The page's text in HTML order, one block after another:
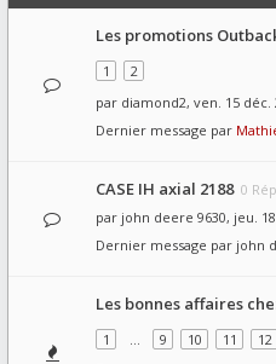
Les promotions
1
2
par diamond2, ven. 15 déc.
Dernier message par
CASE IH axial 2188 0
par john deere 9630, jeu.
Dernier message par john
Les bonnes affaires
1
… 9 10 11 12